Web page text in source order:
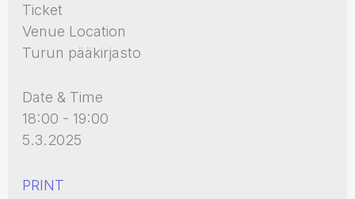
Ticket
Venue Location
Turun pääkirjasto
Date & Time
18:00 - 19:00
5.3.2025
PRINT